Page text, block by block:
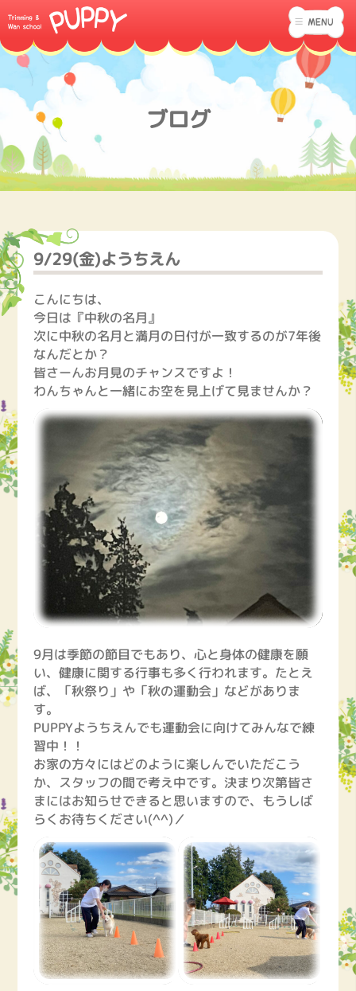
ブログ
9/29(金)ようちえん
こんにちは、
今日は『中秋の名月』
次に中秋の名月と満月の日付が一致するのが7年後
なんだとか？
皆さーんお月見のチャンスですよ！
わんちゃんと一緒にお空を見上げて見ませんか？
9月は季節の節目でもあり、心と身体の健康を願
い、健康に関する行事も多く行われます。たとえ
ば、「秋祭り」や「秋の運動会」などがありま
す。
PUPPYようちえんでも運動会に向けてみんなで練
習中！！
お家の方々にはどのように楽しんでいただこう
か、スタッフの間で考え中です。決まり次第皆さ
まにはお知らせできると思いますので、もうしば
らくお待ちください(^^)／